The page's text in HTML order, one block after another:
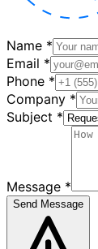
Name *
Email *
Phone *
Company *
Subject *
Message *
Send Message